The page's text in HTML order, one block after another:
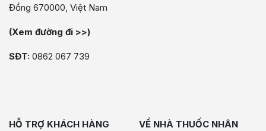
Đồng 670000, Việt Nam
(Xem đường đi >>)
SĐT: 0862 067 739
HỖ TRỢ KHÁCH HÀNG
VỀ NHÀ THUỐC NHÂN